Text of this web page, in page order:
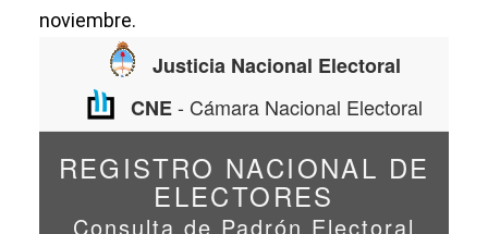
noviembre.